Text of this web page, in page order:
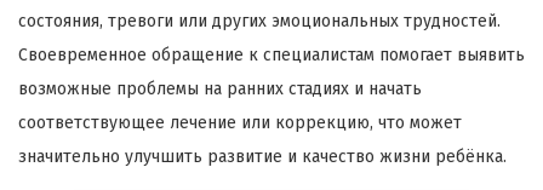
состояния, тревоги или других эмоциональных трудностей.
Своевременное обращение к специалистам помогает выявить
возможные проблемы на ранних стадиях и начать
соответствующее лечение или коррекцию, что может
значительно улучшить развитие и качество жизни ребёнка.